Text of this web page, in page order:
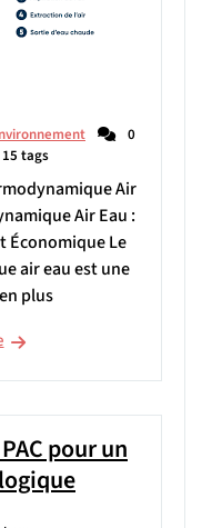
0
15 tags
Air
Air Eau :
Économique Le
air eau est une
plus
pour un